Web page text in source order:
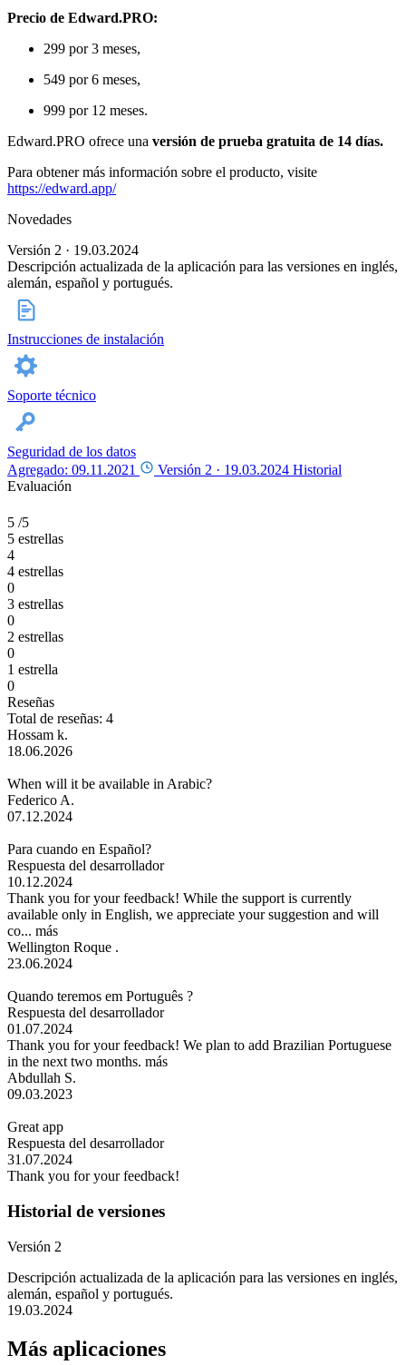
Precio de Edward.PRO:
299 por 3 meses,
549 por 6 meses,
999 por 12 meses.
Edward.PRO ofrece una versión de prueba gratuita de 14 días.
Para obtener más información sobre el producto, visite
https://edward.app/
Novedades
Versión 2 · 19.03.2024
Descripción actualizada de la aplicación para las versiones en inglés,
alemán, español y portugués.
Instrucciones de instalación
Soporte técnico
Seguridad de los datos
Agregado: 09.11.2021
Versión 2 · 19.03.2024 Historial
Evaluación
5 /5
5 estrellas
4
4 estrellas
0
3 estrellas
0
2 estrellas
0
1 estrella
0
Reseñas
Total de reseñas: 4
Hossam k.
18.06.2026
When will it be available in Arabic?
Federico A.
07.12.2024
Para cuando en Español?
Respuesta del desarrollador
10.12.2024
Thank you for your feedback! While the support is currently
available only in English, we appreciate your suggestion and will
co... más
Wellington Roque .
23.06.2024
Quando teremos em Português ?
Respuesta del desarrollador
01.07.2024
Thank you for your feedback! We plan to add Brazilian Portuguese
in the next two months. más
Abdullah S.
09.03.2023
Great app
Respuesta del desarrollador
31.07.2024
Thank you for your feedback!
Historial de versiones
Versión 2
Descripción actualizada de la aplicación para las versiones en inglés,
alemán, español y portugués.
19.03.2024
Más aplicaciones